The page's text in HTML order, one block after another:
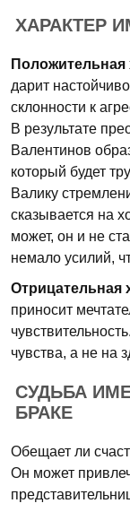
ХАРАКТЕР
Положительная
дарит
склонности к
В результате
Валентинов
который будет
Валику
сказывается на
может, он и не
немало усилий,
Отрицательная
приносит
чувства, а не на
СУДЬБА
БРАКЕ
Обещает ли
Он может